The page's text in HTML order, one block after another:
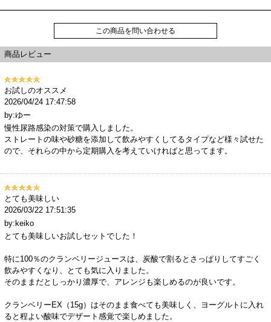
この商品を問い合わせる
商品レビュー
お試しのオススメ
2026/04/24 17:47:58
by:ゆー
慢性尿路感染の対策で購入しました。
ストレートの味や砂糖を添加して飲みやすくしてるタイプなど様々試せた
ので、それらの中から定期購入を考えていければと思ってます。
とても美味しい
2026/03/22 17:51:35
by:keiko
とても美味しいお試しセットでした！
特に100％のクランベリージュースは、炭酸で割るとさっぱりしてすごく
飲みやすくなり、とても気に入りました。
そのままだとしっかり濃厚で、アレンジも楽しめるのが良いです。
クランベリーEX（15g）はそのまま食べても美味しく、ヨーグルトに入れ
ると程よい酸味でデザート感覚で楽しめました。